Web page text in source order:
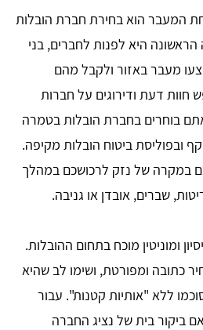
המעבר הוא בחירת חברת הובלות
היא לפנות לחברים, בני
מעבר באזור ולקבל מהם
חוות דעת ודירוגים על חברות
אתם בוחרים בחברת הובלות בטמרה
ובפוליסת ביטוח הובלות מקיפה.
במקרה של נזק לרכושכם במהלך
שברים, אובדן או גניבה.
ומוניטין מוכח בתחום ההובלות.
כתובה ומפורטת, ושימו לב שהיא
ללא "אותיות קטנות". עבור
ביקור בית של נציג החברה